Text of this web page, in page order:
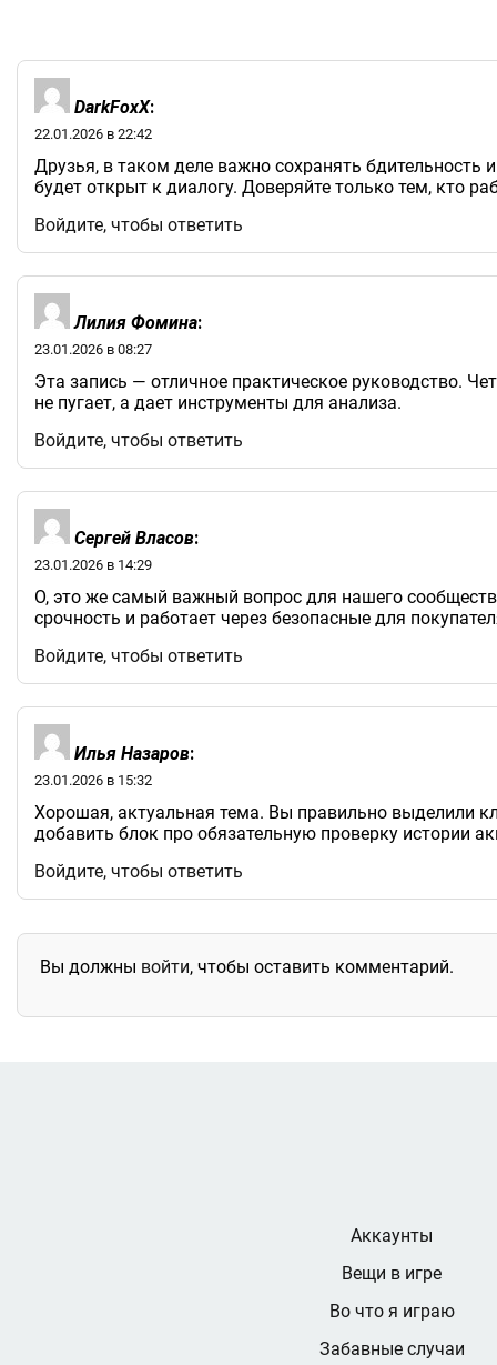
DarkFoxX:
22.01.2026 в 22:42
Друзья, в таком деле важно сохранять бдительность
будет открыт к диалогу. Доверяйте только тем, кто
Войдите, чтобы ответить
Лилия Фомина:
23.01.2026 в 08:27
Эта запись — отличное практическое руководство.
не пугает, а дает инструменты для анализа.
Войдите, чтобы ответить
Сергей Власов:
23.01.2026 в 14:29
О, это же самый важный вопрос для нашего
срочность и работает через безопасные для
Войдите, чтобы ответить
Илья Назаров:
23.01.2026 в 15:32
Хорошая, актуальная тема. Вы правильно выделили
добавить блок про обязательную проверку истории
Войдите, чтобы ответить
Вы должны войти, чтобы оставить комментарий.
Аккаунты
Вещи в игре
Во что я играю
Забавные случаи